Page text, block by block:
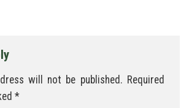
will not be published. Required
*